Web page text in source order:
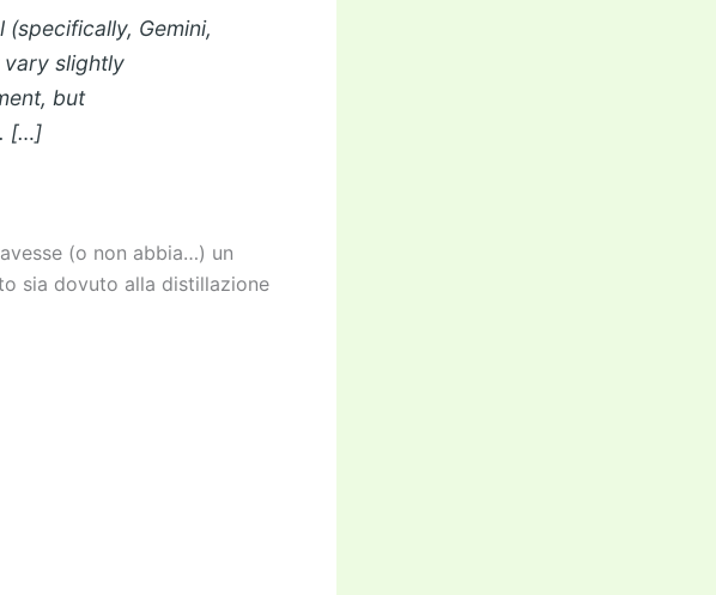
Gemini,
slightly
but
[…]
(o non abbia…) un
sia dovuto alla distillazione